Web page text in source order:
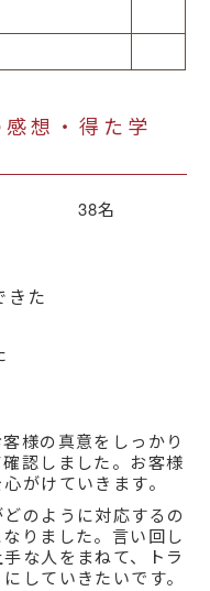
想・得た学
月 38名
きた
様の真意をしっかり
認しました。お客様
がけていきます。
のように対応するの
りました。言い回し
な人をまねて、トラ
していきたいです。